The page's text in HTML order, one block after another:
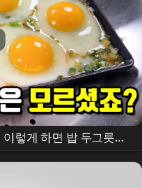
렇게 하면 밥 두그릇도
니다